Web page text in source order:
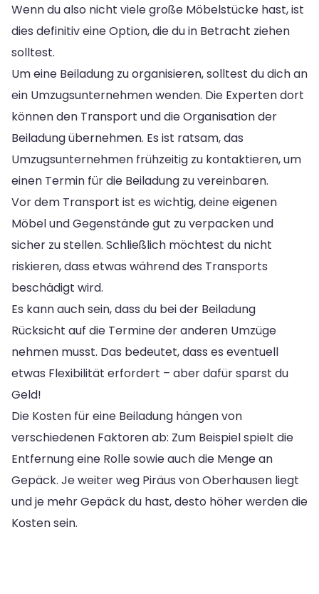
Wenn du also nicht viele große Möbelstücke hast, ist
dies definitiv eine Option, die du in Betracht ziehen
solltest.
Um eine Beiladung zu organisieren, solltest du dich an
ein Umzugsunternehmen wenden. Die Experten dort
können den Transport und die Organisation der
Beiladung übernehmen. Es ist ratsam, das
Umzugsunternehmen frühzeitig zu kontaktieren, um
einen Termin für die Beiladung zu vereinbaren.
Vor dem Transport ist es wichtig, deine eigenen
Möbel und Gegenstände gut zu verpacken und
sicher zu stellen. Schließlich möchtest du nicht
riskieren, dass etwas während des Transports
beschädigt wird.
Es kann auch sein, dass du bei der Beiladung
Rücksicht auf die Termine der anderen Umzüge
nehmen musst. Das bedeutet, dass es eventuell
etwas Flexibilität erfordert – aber dafür sparst du
Geld!
Die Kosten für eine Beiladung hängen von
verschiedenen Faktoren ab: Zum Beispiel spielt die
Entfernung eine Rolle sowie auch die Menge an
Gepäck. Je weiter weg Piräus von Oberhausen liegt
und je mehr Gepäck du hast, desto höher werden die
Kosten sein.